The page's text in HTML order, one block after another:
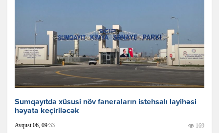
Sumqayıtda xüsusi növ faneraların istehsalı layihəsi
həyata keçiriləcək
Avqust 06, 09:33 169